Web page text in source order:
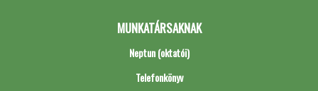
MUNKATÁRSAKNAK
Neptun (oktatói)
Telefonkönyv